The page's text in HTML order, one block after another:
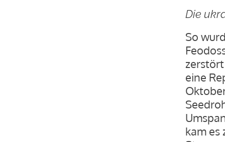
Die
So
eine
kam es